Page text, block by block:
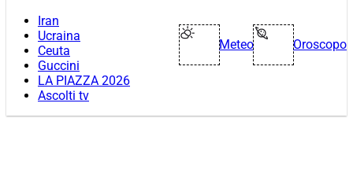
Iran
Ucraina
Ceuta
Guccini
LA PIAZZA 2026
Ascolti tv
Meteo Oroscopo